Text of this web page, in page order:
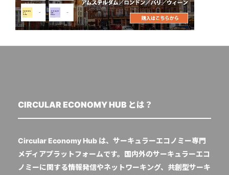
CIRCULAR ECONOMY HUB とは？
Circular Economy Hub は、サーキュラーエコノミー専門
メディアプラットフォームです。国内外のサーキュラーエコ
ノミーに関する情報発信やネットワーキング、共創型サーキ